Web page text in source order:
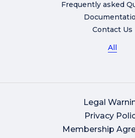
Frequently asked
Contact Us
All
Legal
Privacy
Membership